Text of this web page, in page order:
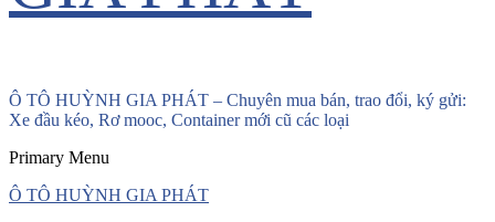
Ô TÔ HUỲNH GIA PHÁT – Chuyên mua bán, trao đổi, ký gửi:
Xe đầu kéo, Rơ mooc, Container mới cũ các loại
Primary Menu
Ô TÔ HUỲNH GIA PHÁT